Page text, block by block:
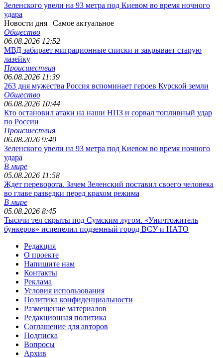
Зеленского увели на 93 метра под Киевом во время ночного
удара
Новости дня | Самое актуальное
Общество
06.08.2026 12:52
МВД забирает миграционные списки и закрывает старую
лазейку
Происшествия
06.08.2026 11:39
263 дня мужества Россия вспоминает героев Курской земли
Общество
06.08.2026 10:44
Кто остановил атаки на наши НПЗ и сорвал топливный удар
по России
Происшествия
06.08.2026 9:40
Зеленского увели на 93 метра под Киевом во время ночного
удара
В мире
05.08.2026 11:58
Ждет переворота. Зачем Зеленский поставил своего человека
во главе разведки перед крахом режима
В мире
05.08.2026 8:45
Тысячи тел скрыты под Сумским лугом. «Уничтожитель
бункеров» испепелил подземный город ВСУ и НАТО
Редакция
О проекте
Напишите нам
Контакты
Реклама
Условия использования
Политика конфиденциальности
Размещение материалов
Редакционная политика
Соглашение для авторов
Подписка
Вопросы
Архив